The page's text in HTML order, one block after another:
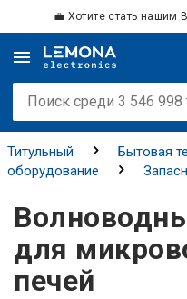
💼 Хотите стать нашим
Титульный
Бытовая
оборудование
печей
для
печей